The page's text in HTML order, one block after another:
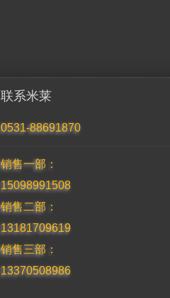
联系米莱
0531-88691870
销售一部：
15098991508
销售二部：
13181709619
销售三部：
13370508986